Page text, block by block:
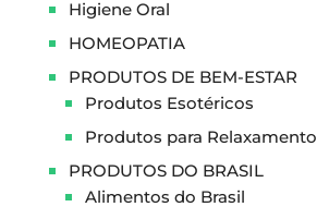
Higiene Oral
HOMEOPATIA
PRODUTOS DE BEM-ESTAR
Produtos Esotéricos
Produtos para Relaxamento
PRODUTOS DO BRASIL
Alimentos do Brasil